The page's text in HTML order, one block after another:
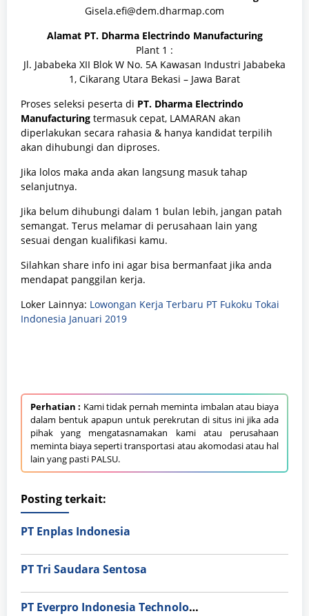
Gisela.efi@dem.dharmap.com
Alamat PT. Dharma Electrindo Manufacturing
Plant 1 :
Jl. Jababeka XII Blok W No. 5A Kawasan Industri Jababeka
1, Cikarang Utara Bekasi – Jawa Barat
Proses seleksi peserta di PT. Dharma Electrindo
Manufacturing termasuk cepat, LAMARAN akan
diperlakukan secara rahasia & hanya kandidat terpilih
akan dihubungi dan diproses.
Jika lolos maka anda akan langsung masuk tahap
selanjutnya.
Jika belum dihubungi dalam 1 bulan lebih, jangan patah
semangat. Terus melamar di perusahaan lain yang
sesuai dengan kualifikasi kamu.
Silahkan share info ini agar bisa bermanfaat jika anda
mendapat panggilan kerja.
Loker Lainnya: Lowongan Kerja Terbaru PT Fukoku Tokai
Indonesia Januari 2019
Perhatian : Kami tidak pernah meminta imbalan atau biaya
dalam bentuk apapun untuk perekrutan di situs ini jika ada
pihak yang mengatasnamakan kami atau perusahaan
meminta biaya seperti transportasi atau akomodasi atau hal
lain yang pasti PALSU.
Posting terkait:
PT Enplas Indonesia
PT Tri Saudara Sentosa
PT Everpro Indonesia Technologies